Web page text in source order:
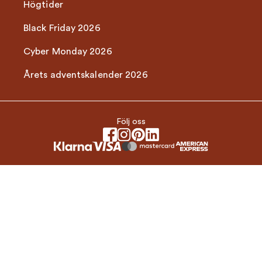
Högtider
Black Friday 2026
Cyber Monday 2026
Årets adventskalender 2026
Följ oss